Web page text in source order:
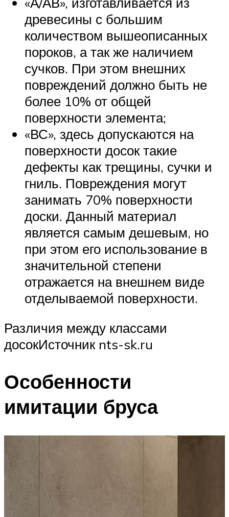
древесины с большим
количеством вышеописанных
пороков, а так же наличием
сучков. При этом внешних
повреждений должно быть не
более 10% от общей
поверхности элемента;
«ВС», здесь допускаются на
поверхности досок такие
дефекты как трещины, сучки и
гниль. Повреждения могут
занимать 70% поверхности
доски. Данный материал
является самым дешевым, но
при этом его использование в
значительной степени
отражается на внешнем виде
отделываемой поверхности.
Различия между классами
досокИсточник nts-sk.ru
Особенности
имитации бруса